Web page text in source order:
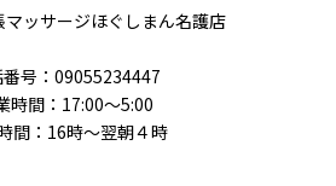
ッサージほぐしまん名護店
番号‭：09055234447
時間：17:00～5:00
間：16時〜翌朝４時